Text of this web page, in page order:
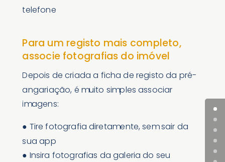
telefone
Para um registo mais completo,
associe fotografias do imóvel
Depois de criada a ficha de registo da pré-
angariação, é muito simples associar
imagens:
● Tire fotografia diretamente, sem sair da
sua app
● Insira fotografias da galeria do seu